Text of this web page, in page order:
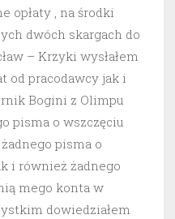
opłaty , na środki
dwóch skargach do
– Krzyki wysłałem
od pracodawcy jak i
Bogini z Olimpu
pisma o wszczęciu
pisma o
i również żadnego
mego konta w
dowiedziałem